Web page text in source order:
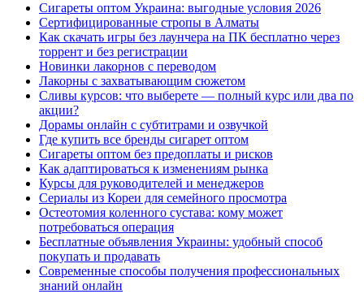
Сигареты оптом Украина: выгодные условия 2026
Сертифицированные стропы в Алматы
Как скачать игры без лаунчера на ПК бесплатно через
торрент и без регистрации
Новинки лакорнов с переводом
Лакорны с захватывающим сюжетом
Сливы курсов: что выберете — полный курс или два по
акции?
Дорамы онлайн с субтитрами и озвучкой
Где купить все бренды сигарет оптом
Сигареты оптом без предоплаты и рисков
Как адаптироваться к изменениям рынка
Курсы для руководителей и менеджеров
Сериалы из Кореи для семейного просмотра
Остеотомия коленного сустава: кому может
потребоваться операция
Бесплатные объявления Украины: удобный способ
покупать и продавать
Современные способы получения профессиональных
знаний онлайн